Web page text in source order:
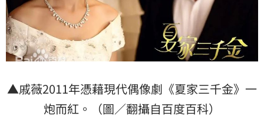
▲戚薇2011年憑藉現代偶像劇《夏家三千金》一
炮而紅。（圖／翻攝自百度百科）